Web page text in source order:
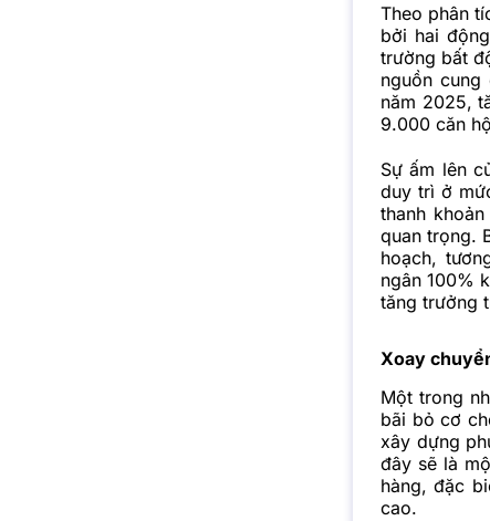
Theo phân
bởi hai
trường bất
nguồn
năm 2025,
9.000 căn
Sự ấm lên
duy trì ở
thanh
quan trọng.
hoạch,
ngân 100%
tăng trưởng
Xoay
Một trong
bãi bỏ cơ
xây dựng
đây sẽ là
hàng, đặc
cao.